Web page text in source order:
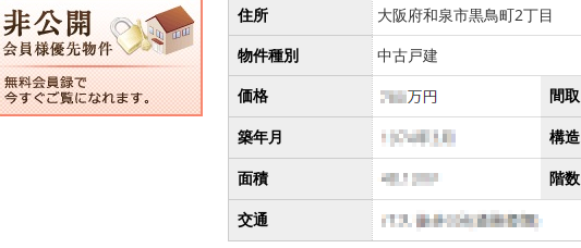
住所
大阪府和泉市黒鳥町2丁目
物件種別
中古戸建
価格
間取
築年月
構造
面積
階数
交通